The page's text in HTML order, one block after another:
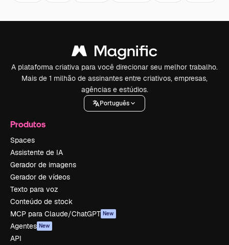
A plataforma criativa para você direcionar seu melhor trabalho.
Mais de 1 milhão de assinantes entre criativos, empresas,
agências e estúdios.
Português
Produtos
Spaces
Assistente de IA
Gerador de imagens
Gerador de vídeos
Texto para voz
Conteúdo de stock
MCP para Claude/ChatGPT New
Agentes New
API